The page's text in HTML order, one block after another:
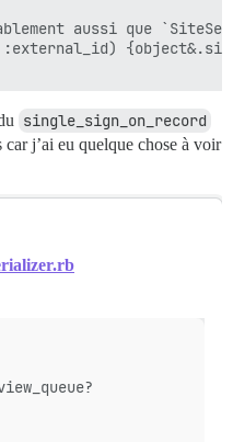
aussi que
single_sign_on_record
car j’ai eu quelque chose à voir